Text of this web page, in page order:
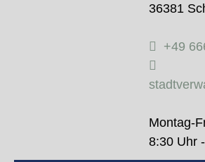
36381
+49
Montag-
8:30 Uhr